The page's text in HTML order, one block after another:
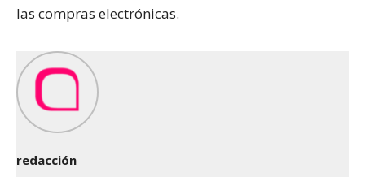
las compras electrónicas.
redacción